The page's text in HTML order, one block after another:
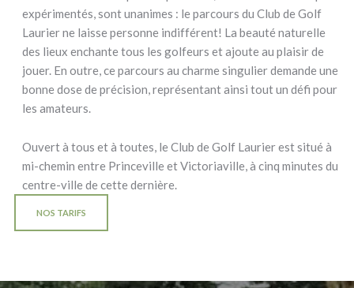
expérimentés, sont unanimes : le parcours du Club de Golf
Laurier ne laisse personne indifférent! La beauté naturelle
des lieux enchante tous les golfeurs et ajoute au plaisir de
jouer. En outre, ce parcours au charme singulier demande une
bonne dose de précision, représentant ainsi tout un défi pour
les amateurs.
Ouvert à tous et à toutes, le Club de Golf Laurier est situé à
mi-chemin entre Princeville et Victoriaville, à cinq minutes du
centre-ville de cette dernière.
NOS TARIFS